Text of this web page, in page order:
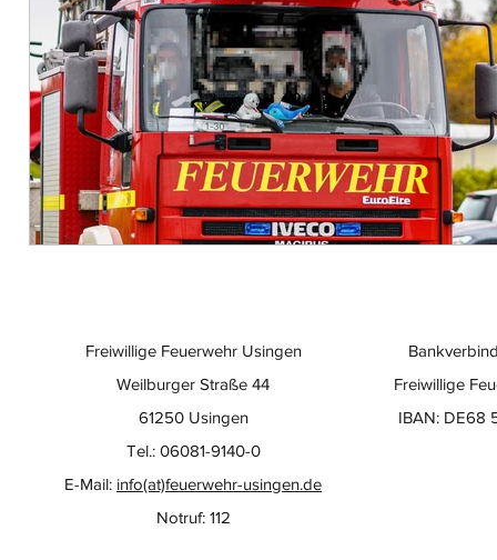
Freiwillige
IBAN: DE68
Freiwillige Feuerwehr Usingen
Weilburger Straße 44
61250 Usingen
Tel.: 06081-9140-0
E-Mail: info(at)feuerwehr-usingen.de
Notruf: 112